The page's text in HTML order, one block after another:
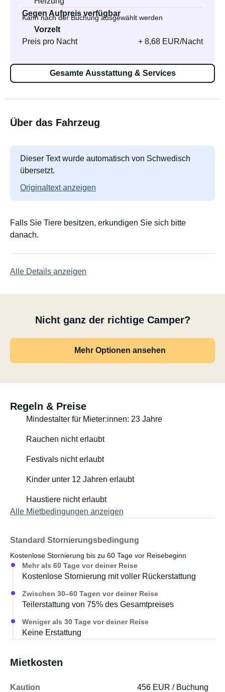
Gegen Aufpreis verfügbar
Kann nach der Buchung ausgewählt werden
Vorzelt
Preis pro Nacht
+ 8,68 EUR/Nacht
Gesamte Ausstattung & Services
Über das Fahrzeug
Dieser Text wurde automatisch von Schwedisch
übersetzt.
Originaltext anzeigen
Falls Sie Tiere besitzen, erkundigen Sie sich bitte
danach.
Alle Details anzeigen
Nicht ganz der richtige Camper?
Mehr Optionen ansehen
Regeln & Preise
Mindestalter für Mieter:innen: 23 Jahre
Rauchen nicht erlaubt
Festivals nicht erlaubt
Kinder unter 12 Jahren erlaubt
Haustiere nicht erlaubt
Alle Mietbedingungen anzeigen
Standard Stornierungsbedingung
Kostenlose Stornierung bis zu 60 Tage vor Reisebeginn
Mehr als 60 Tage vor deiner Reise
Kostenlose Stornierung mit voller Rückerstattung
Zwischen 30–60 Tagen vor deiner Reise
Teilerstattung von 75% des Gesamtpreises
Weniger als 30 Tage vor deiner Reise
Keine Erstattung
Mietkosten
Kaution
456 EUR / Buchung